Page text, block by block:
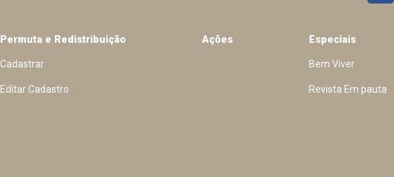
Permuta e Redistribuição
Cadastrar
Editar Cadastro
Ações Especiais
Bem Viver
Revista Em pauta